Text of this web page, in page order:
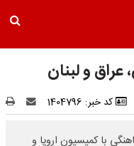
عراق و لبنان
کد خبر: 1404796
با کمیسیون اروپا و